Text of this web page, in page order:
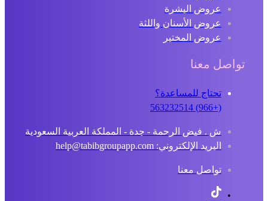
عروض البشرة
عروض الأسنان واللثة
عروض المختبر
تواصل معنا
تحتاج للمساعدة؟
ش . فيض الرحمة - جدة - المملكة العربية السعودية
البريد الإلكتروني: help@tabibgroupapp.com
تواصل معنا